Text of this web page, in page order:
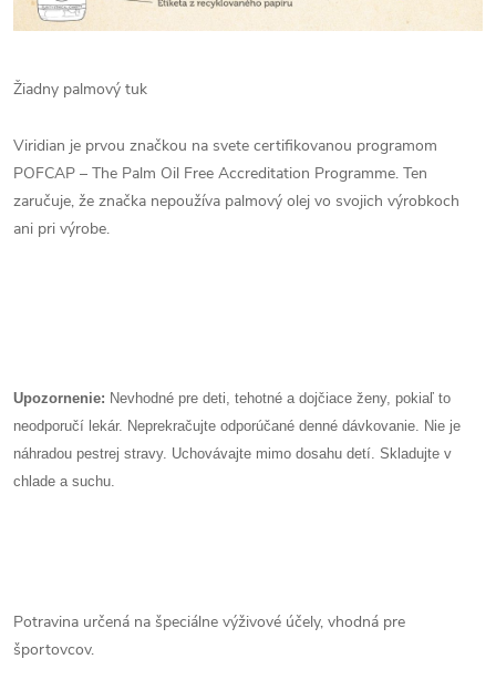
Žiadny palmový tuk
Viridian je prvou značkou na svete certifikovanou programom
POFCAP – The Palm Oil Free Accreditation Programme. Ten
zaručuje, že značka nepoužíva palmový olej vo svojich výrobkoch
ani pri výrobe.
Upozornenie: Nevhodné pre deti, tehotné a dojčiace ženy, pokiaľ to
neodporučí lekár. Neprekračujte odporúčané denné dávkovanie. Nie je
náhradou pestrej stravy. Uchovávajte mimo dosahu detí. Skladujte v
chlade a suchu.
Potravina určená na špeciálne výživové účely, vhodná pre
športovcov.